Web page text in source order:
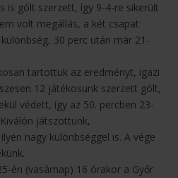
is gólt szerzett, így 9-4-re sikerült
volt megállás, a két csapat
30 perc után már 21-
tartottuk az eredményt, igazi
12 játékosunk szerzett gólt,
védett, így az 50. percben 23-
játszottunk,
nagy különbséggel is. A vége
én (vasárnap) 16 órakor a Győr